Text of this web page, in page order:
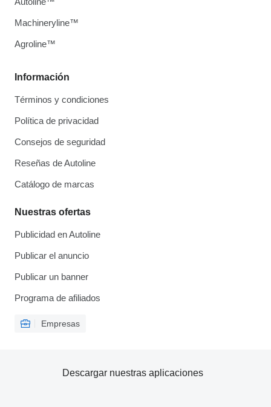
Información
Términos y condiciones
Política de privacidad
Consejos de seguridad
Reseñas de Autoline
Catálogo de marcas
Nuestras ofertas
Publicidad en Autoline
Publicar el anuncio
Publicar un banner
Programa de afiliados
Empresas
Machineryline™
Agroline™
Descargar nuestras aplicaciones